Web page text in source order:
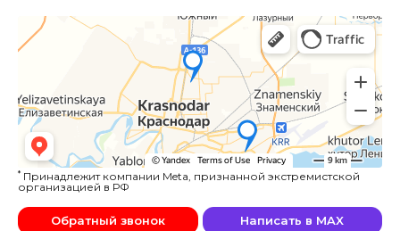
* Принадлежит компании Meta, признанной экстремистской
организацией в РФ
Обратный звонок Написать в MAX